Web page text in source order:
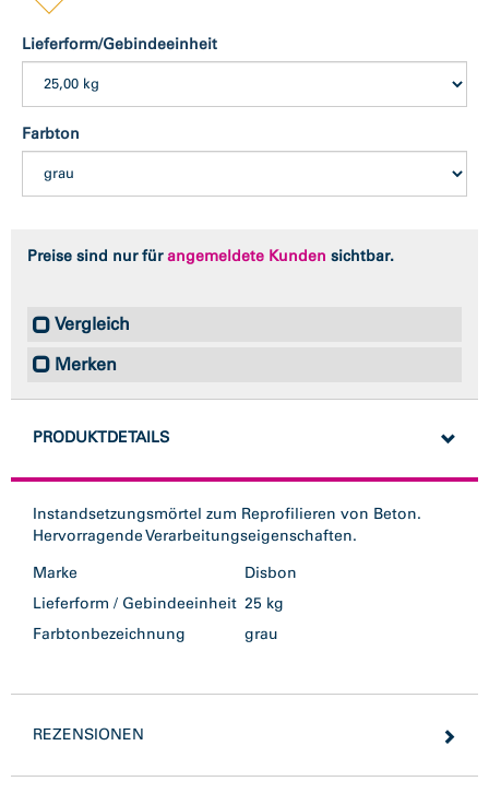
Lieferform/Gebindeeinheit
Farbton
Preise sind nur fürangemeldete Kunden sichtbar.
Vergleich
Merken
PRODUKTDETAILS
Instandsetzungsmörtel zum Reprofilieren von Beton.
Hervorragende Verarbeitungseigenschaften.
Marke
Disbon
Lieferform / Gebindeeinheit 25 kg
Farbtonbezeichnung
grau
REZENSIONEN